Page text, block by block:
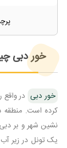
خور دبی
خور دبی
کرده است. منطقه
نشین شهر و بر